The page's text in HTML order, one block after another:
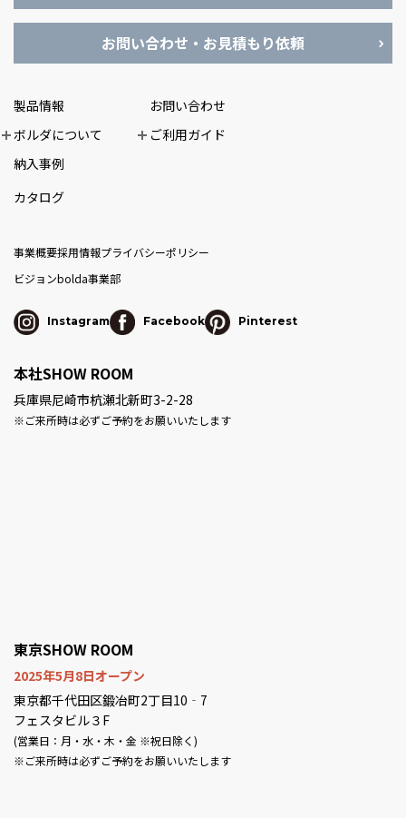
お問い合わせ・お見積もり依頼
製品情報
ボルダについて
納入事例
カタログ
お問い合わせ
ご利用ガイド
事業概要採用情報プライバシーポリシー
ビジョンbolda事業部
Instagram Facebook Pinterest
本社SHOW ROOM
兵庫県尼崎市杭瀬北新町3-2-28
※ご来所時は必ずご予約をお願いいたします
東京SHOW ROOM
2025年5月8日オープン
東京都千代田区鍛冶町2丁目10‐7
フェスタビル３F
(営業日：月・水・木・金 ※祝日除く)
※ご来所時は必ずご予約をお願いいたします